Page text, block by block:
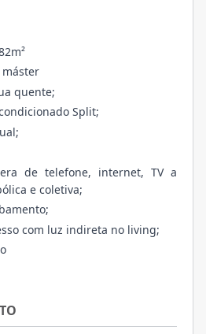
máster
quente;
Split;
de telefone, internet, TV a
e coletiva;
com luz indireta no living;